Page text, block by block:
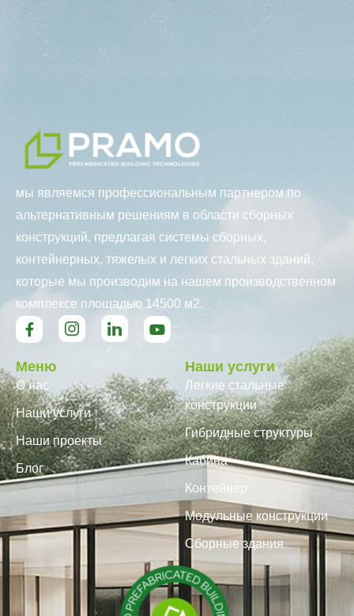
мы являемся профессиональным партнером по
альтернативным решениям в области сборных
конструкций, предлагая системы сборных,
контейнерных, тяжелых и легких стальных зданий,
которые мы производим на нашем производственном
комплексе площадью 14500 м2.
Меню
О нас
Наши услуги
Наши проекты
Блог
Наши услуги
Легкие стальные
конструкции
Гибридные структуры
Кабина
Контейнер
Модульные конструкции
Сборные здания